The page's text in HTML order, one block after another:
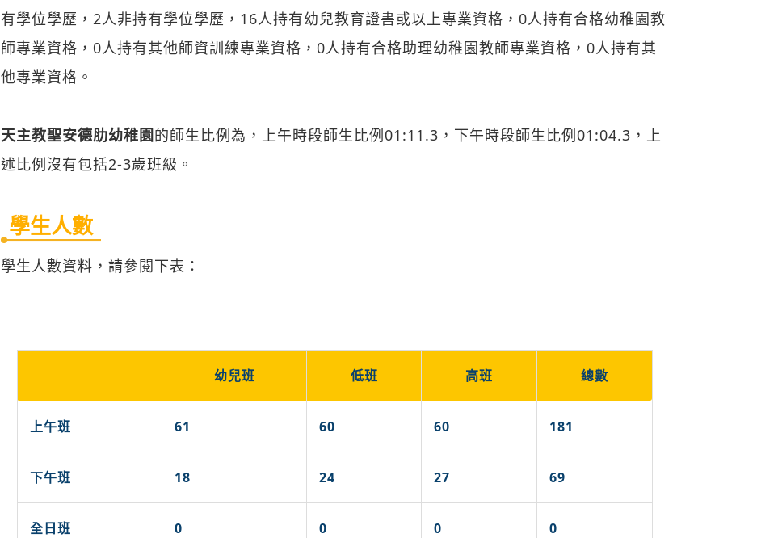
有學位學歷，2人非持有學位學歷，16人持有幼兒教育證書或以上專業資格，0人持有合格幼稚園教
師專業資格，0人持有其他師資訓練專業資格，0人持有合格助理幼稚園教師專業資格，0人持有其
他專業資格。
天主教聖安德肋幼稚園的師生比例為，上午時段師生比例01:11.3，下午時段師生比例01:04.3，上
述比例沒有包括2-3歲班級。
學生人數
學生人數資料，請參閱下表：
幼兒班 低班 高班 總數
上午班 61 60 60 181
下午班 18 24 27 69
全日班 0 0 0 0